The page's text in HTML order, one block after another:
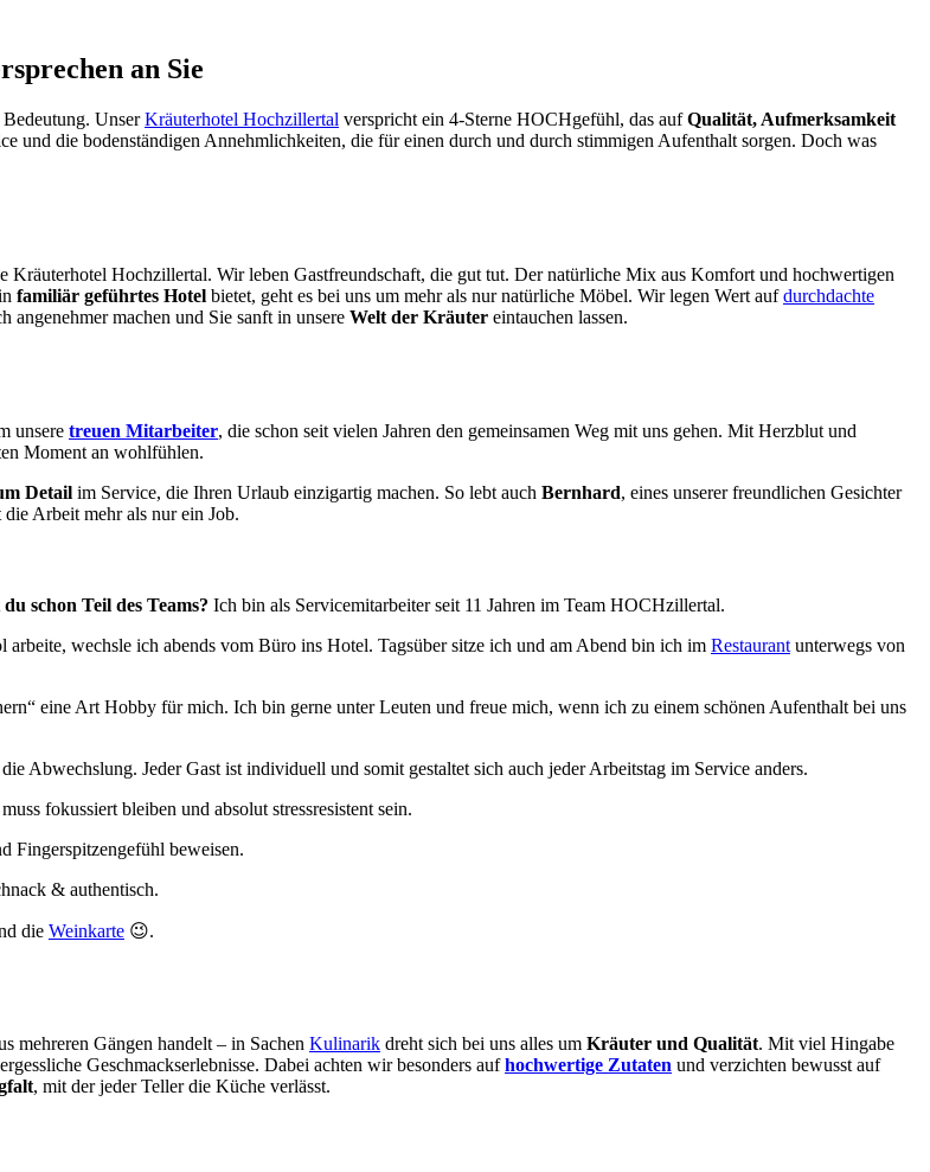
an Sie
UnserKräuterhotel Hochzillertal verspricht ein 4-Sterne HOCHgefühl, das aufQualität, Aufmerksamkeit
und die bodenständigen Annehmlichkeiten, die für einen durch und durch stimmigen Aufenthalt sorgen. Doch was
Kräuterhotel Hochzillertal. Wir leben Gastfreundschaft, die gut tut. Der natürliche Mix aus Komfort und hochwertigen
familiär geführtes Hotel bietet, geht es bei uns um mehr als nur natürliche Möbel. Wir legen Wert aufdurchdachte
angenehmer machen und Sie sanft in unsere Welt der Kräuter eintauchen lassen.
unsere treuen Mitarbeiter, die schon seit vielen Jahren den gemeinsamen Weg mit uns gehen. Mit Herzblut und
Moment an wohlfühlen.
Detail im Service, die Ihren Urlaub einzigartig machen. So lebt auch Bernhard, eines unserer freundlichen Gesichter
Arbeit mehr als nur ein Job.
schon Teil des Teams? Ich bin als Servicemitarbeiter seit 11 Jahren im Team HOCHzillertal.
wechsle ich abends vom Büro ins Hotel. Tagsüber sitze ich und am Abend bin ich im Restaurant unterwegs von
eine Art Hobby für mich. Ich bin gerne unter Leuten und freue mich, wenn ich zu einem schönen Aufenthalt bei uns
Abwechslung. Jeder Gast ist individuell und somit gestaltet sich auch jeder Arbeitstag im Service anders.
fokussiert bleiben und absolut stressresistent sein.
Fingerspitzengefühl beweisen.
& authentisch.
die Weinkarte 😉.
mehreren Gängen handelt – in Sachen Kulinarik dreht sich bei uns alles um Kräuter und Qualität. Mit viel Hingabe
Geschmackserlebnisse. Dabei achten wir besonders aufhochwertige Zutaten und verzichten bewusst auf
, mit der jeder Teller die Küche verlässt.